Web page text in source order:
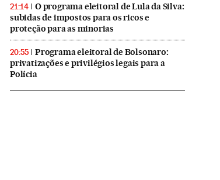
21:14
O programa eleitoral de Lula da Silva:
subidas de impostos para os ricos e
proteção para as minorias
20:55
Programa eleitoral de Bolsonaro:
privatizações e privilégios legais para a
Polícia